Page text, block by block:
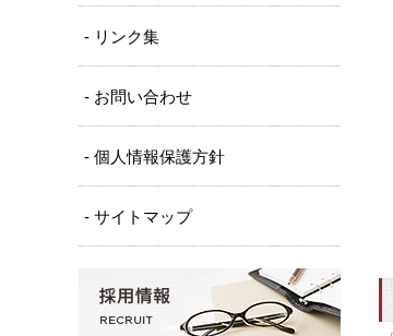
- リンク集
- お問い合わせ
- 個人情報保護方針
- サイトマップ